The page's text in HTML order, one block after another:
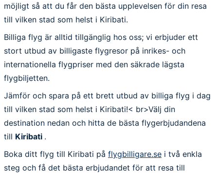
möjligt så att du får den bästa upplevelsen för din resa
till vilken stad som helst i Kiribati.
Billiga flyg är alltid tillgänglig hos oss; vi erbjuder ett
stort utbud av billigaste flygresor på inrikes- och
internationella flygpriser med den säkrade lägsta
flygbiljetten.
Jämför och spara på ett brett utbud av billiga flyg i dag
till vilken stad som helst i Kiribati!< br>Välj din
destination nedan och hitta de bästa flygerbjudandena
till Kiribati .
Boka ditt flyg till Kiribati på flygbilligare.se i två enkla
steg och få det bästa erbjudandet för att resa till